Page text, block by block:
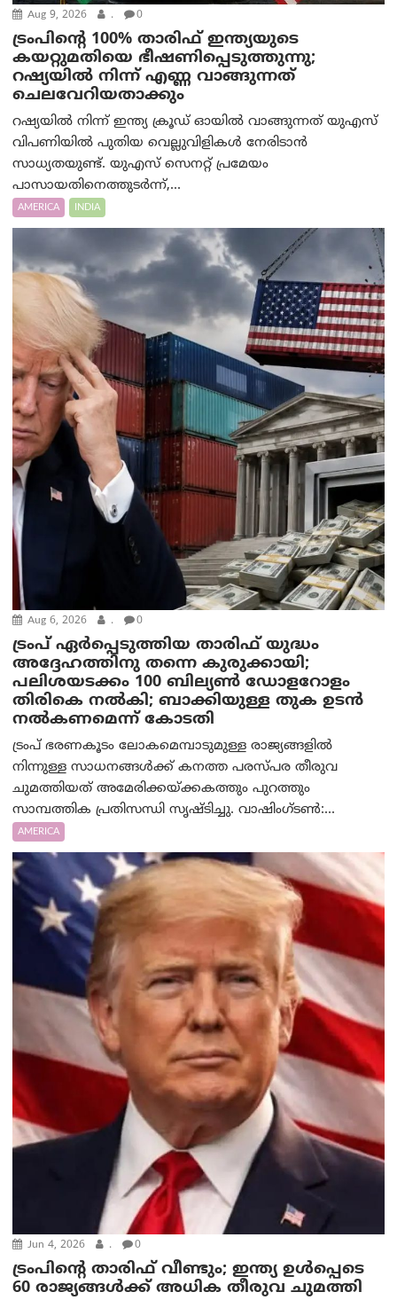
Aug 9, 2026 . 0
ട്രം‌പിന്റെ 100% താരിഫ് ഇന്ത്യയുടെ
കയറ്റുമതിയെ ഭീഷണിപ്പെടുത്തുന്നു;
റഷ്യയിൽ നിന്ന് എണ്ണ വാങ്ങുന്നത്
ചെലവേറിയതാക്കും
റഷ്യയിൽ നിന്ന് ഇന്ത്യ ക്രൂഡ് ഓയിൽ വാങ്ങുന്നത് യുഎസ്
വിപണിയിൽ പുതിയ വെല്ലുവിളികൾ നേരിടാൻ
സാധ്യതയുണ്ട്. യുഎസ് സെനറ്റ് പ്രമേയം
പാസായതിനെത്തുടർന്ന്,...
AMERICA INDIA
Aug 6, 2026 . 0
ട്രംപ് ഏര്‍പ്പെടുത്തിയ താരിഫ് യുദ്ധം
അദ്ദേഹത്തിനു തന്നെ കുരുക്കായി;
പലിശയടക്കം 100 ബില്യണ്‍ ഡോളറോളം
തിരികെ നല്‍കി; ബാക്കിയുള്ള തുക ഉടന്‍
നല്‍കണമെന്ന് കോടതി
ട്രംപ് ഭരണകൂടം ലോകമെമ്പാടുമുള്ള രാജ്യങ്ങളിൽ
നിന്നുള്ള സാധനങ്ങൾക്ക് കനത്ത പരസ്പര തീരുവ
ചുമത്തിയത് അമേരിക്കയ്ക്കകത്തും പുറത്തും
സാമ്പത്തിക പ്രതിസന്ധി സൃഷ്ടിച്ചു. വാഷിംഗ്ടണ്‍:...
AMERICA
Jun 4, 2026 . 0
ട്രംപിന്റെ താരിഫ് വീണ്ടും; ഇന്ത്യ ഉൾപ്പെടെ
60 രാജ്യങ്ങൾക്ക് അധിക തീരുവ ചുമത്തി